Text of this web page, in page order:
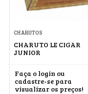
CHARUTOS
CHARUTO LE CIGAR
JUNIOR
Faça o login ou
cadastre-se para
visualizar os preços!